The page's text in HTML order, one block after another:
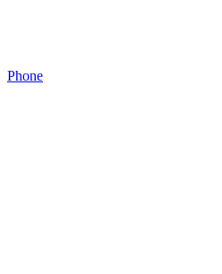
Phone